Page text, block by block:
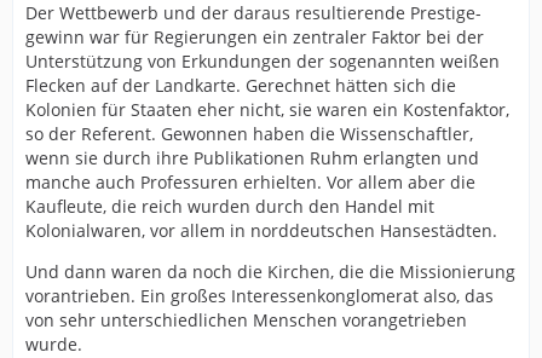
Der Wettbewerb und der daraus resultierende Prestige-
gewinn war für Regierungen ein zentraler Faktor bei der
Unterstützung von Erkundungen der sogenannten weißen
Flecken auf der Landkarte. Gerechnet hätten sich die
Kolonien für Staaten eher nicht, sie waren ein Kostenfaktor,
so der Referent. Gewonnen haben die Wissenschaftler,
wenn sie durch ihre Publikationen Ruhm erlangten und
manche auch Professuren erhielten. Vor allem aber die
Kaufleute, die reich wurden durch den Handel mit
Kolonialwaren, vor allem in norddeutschen Hansestädten.
Und dann waren da noch die Kirchen, die die Missionierung
vorantrieben. Ein großes Interessenkonglomerat also, das
von sehr unterschiedlichen Menschen vorangetrieben
wurde.